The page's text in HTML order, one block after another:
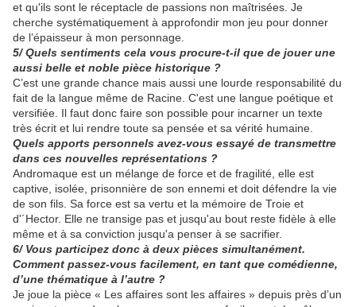
et qu'ils sont le réceptacle de passions non maîtrisées. Je
cherche systématiquement à approfondir mon jeu pour donner
de l’épaisseur à mon personnage.
5/ Quels sentiments cela vous procure-t-il que de jouer une
aussi belle et noble pièce historique ?
C’est une grande chance mais aussi une lourde responsabilité du
fait de la langue même de Racine. C'est une langue poétique et
versifiée. Il faut donc faire son possible pour incarner un texte
très écrit et lui rendre toute sa pensée et sa vérité humaine.
Quels apports personnels avez-vous essayé de transmettre
dans ces nouvelles représentations ?
Andromaque est un mélange de force et de fragilité, elle est
captive, isolée, prisonnière de son ennemi et doit défendre la vie
de son fils. Sa force est sa vertu et la mémoire de Troie et
d'´Hector. Elle ne transige pas et jusqu'au bout reste fidèle à elle
même et à sa conviction jusqu'a penser à se sacrifier.
6/ Vous participez donc à deux pièces simultanément.
Comment passez-vous facilement, en tant que comédienne,
d’une thématique à l’autre ?
Je joue la pièce « Les affaires sont les affaires » depuis près d’un